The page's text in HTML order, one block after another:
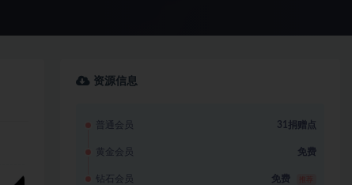
资源信息
普通会员 31捐赠点
黄金会员 免费
钻石会员 免费